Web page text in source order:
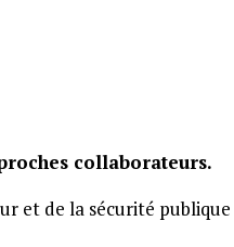
collaborateurs.
et de la sécurité publique